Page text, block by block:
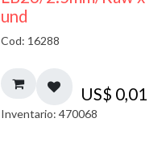
und
Cod: 16288
US$ 0,01
Inventario: 470068